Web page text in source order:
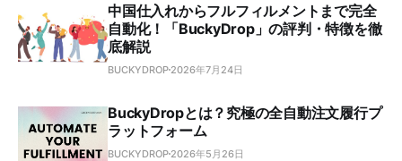
中国仕入れからフルフィルメントまで完全
自動化！「BuckyDrop」の評判・特徴を徹
底解説
BUCKYDROP 2026年7月24日
BuckyDropとは？究極の全自動注文履行プ
ラットフォーム
BUCKYDROP 2026年5月26日